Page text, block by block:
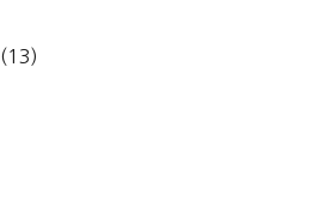
(13)